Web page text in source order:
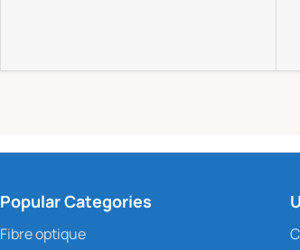
Popular Categories
Fibre optique